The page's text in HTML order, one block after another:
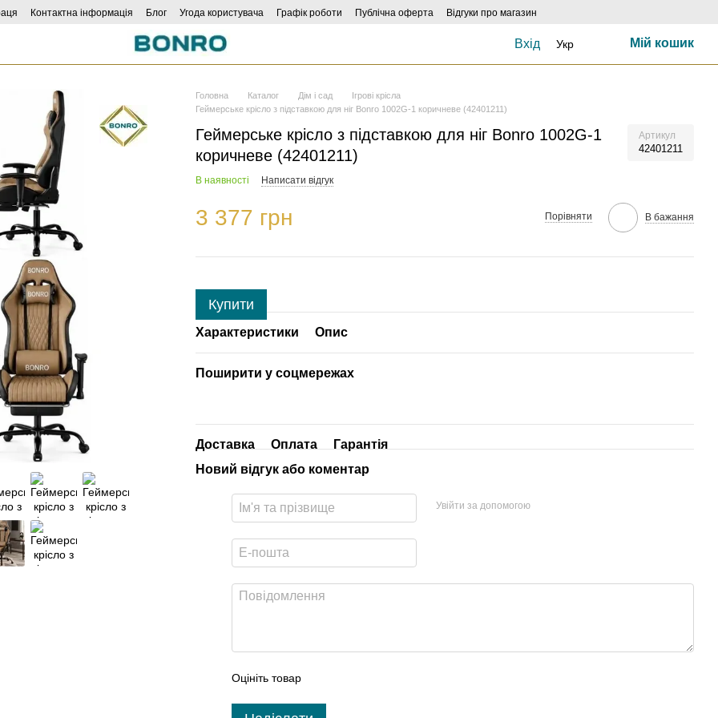
Контактна інформація Блог Угода користувача Графік роботи Публічна оферта
Відгуки про магазин
Вхід Укр Мій кошик
Головна Каталог Дім і сад
Ігрові крісла
Геймерське крісло з підставкою для ніг Bonro 1002G-1 коричневе (42401211)
Геймерське крісло з підставкою для ніг Bonro 1002G-1
коричневе (42401211)
Артикул
42401211
В наявності Написати відгук
3 377 грн Порівняти В бажання
Купити
Характеристики Опис
Поширити у соцмережах
Доставка Оплата
Гарантія
Новий відгук або коментар
Увійти за допомогою
Оцініть товар